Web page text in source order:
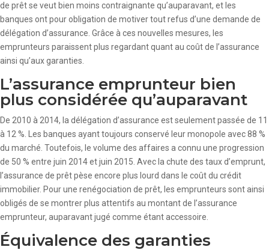
de prêt se veut bien moins contraignante qu’auparavant, et les
banques ont pour obligation de motiver tout refus d’une demande de
délégation d’assurance. Grâce à ces nouvelles mesures, les
emprunteurs paraissent plus regardant quant au coût de l’assurance
ainsi qu’aux garanties.
L’assurance emprunteur bien
plus considérée qu’auparavant
De 2010 à 2014, la délégation d’assurance est seulement passée de 11
à 12 %. Les banques ayant toujours conservé leur monopole avec 88 %
du marché. Toutefois, le volume des affaires a connu une progression
de 50 % entre juin 2014 et juin 2015. Avec la chute des taux d’emprunt,
l’assurance de prêt pèse encore plus lourd dans le coût du crédit
immobilier. Pour une renégociation de prêt, les emprunteurs sont ainsi
obligés de se montrer plus attentifs au montant de l’assurance
emprunteur, auparavant jugé comme étant accessoire.
Équivalence des garanties